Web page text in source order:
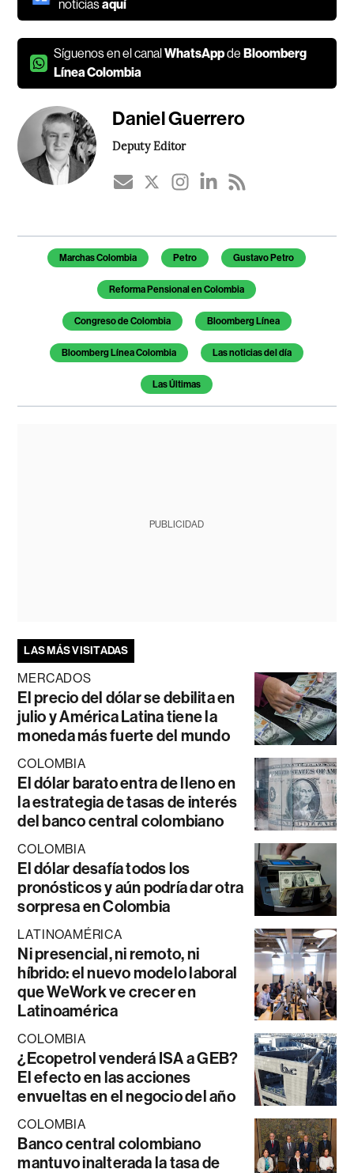
noticiasaquí
Síguenos en el canalWhatsAppde Bloomberg
Línea Colombia
Daniel Guerrero
Deputy Editor
Temas de este artículo
Marchas Colombia Petro Gustavo Petro
Reforma Pensional en Colombia
Congreso de Colombia Bloomberg Línea
Bloomberg Línea Colombia Las noticias del día
Las Últimas
PUBLICIDAD
LAS MÁS VISITADAS
MERCADOS
El precio del dólar se debilita en
julio y América Latina tiene la
moneda más fuerte del mundo
COLOMBIA
El dólar barato entra de lleno en
la estrategia de tasas de interés
del banco central colombiano
COLOMBIA
El dólar desafía todos los
pronósticos y aún podría dar otra
sorpresa en Colombia
LATINOAMÉRICA
Ni presencial, ni remoto, ni
híbrido: el nuevo modelo laboral
que WeWork ve crecer en
Latinoamérica
COLOMBIA
¿Ecopetrol venderá ISA a GEB?
El efecto en las acciones
envueltas en el negocio del año
COLOMBIA
Banco central colombiano
mantuvo inalterada la tasa de